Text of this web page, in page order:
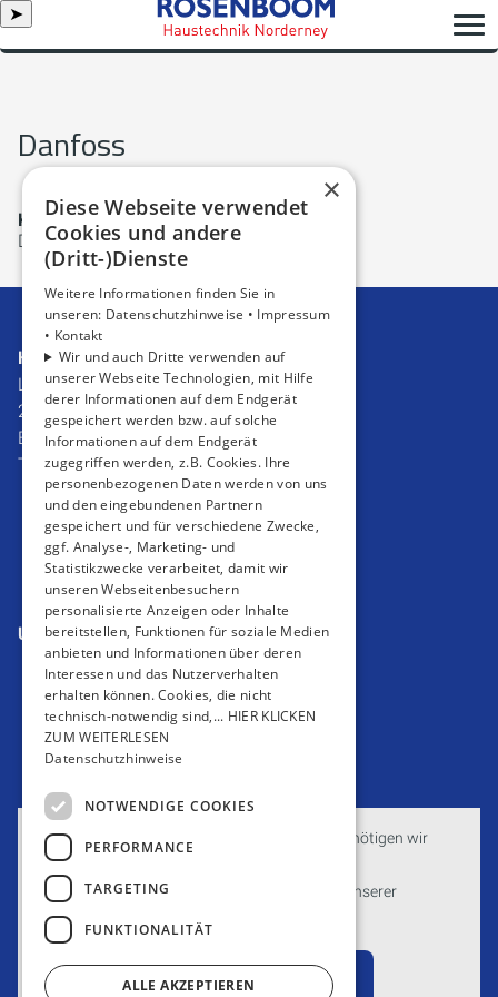
➤
Danfoss
Keine Blogbeiträge
Die Liste enthält keine Blogbeiträge.
Haustechnik Rosenboom GmbH
Lippestraße 24
26548 Norderney
E-Mail: info@rosenboom-norderney.de
Tel.: 04932 8770
Impressum
Barrierefreiheitserklärung
Datenschutzerklärung
AGB
Unsere Bereiche
Privatkunden
Gewerbekunden
Karriere
Unternehmen
Kontakt
Um externe HTML-Inhalte anzuzeigen, benötigen wir
Weitere Informationen finden Sie in unserer
Datenschutzerklärung.
Cookie-Einstellungen öffnen
×
Diese Webseite verwendet
Cookies und andere
(Dritt-)Dienste
Weitere Informationen finden Sie in
unseren: Datenschutzhinweise • Impressum
• Kontakt
Wir und auch Dritte verwenden auf
unserer Webseite Technologien, mit Hilfe
derer Informationen auf dem Endgerät
gespeichert werden bzw. auf solche
Informationen auf dem Endgerät
zugegriffen werden, z.B. Cookies. Ihre
personenbezogenen Daten werden von uns
und den eingebundenen Partnern
gespeichert und für verschiedene Zwecke,
ggf. Analyse-, Marketing- und
Statistikzwecke verarbeitet, damit wir
unseren Webseitenbesuchern
personalisierte Anzeigen oder Inhalte
bereitstellen, Funktionen für soziale Medien
anbieten und Informationen über deren
Interessen und das Nutzerverhalten
erhalten können. Cookies, die nicht
technisch-notwendig sind,... HIER KLICKEN
ZUM WEITERLESEN
Datenschutzhinweise
NOTWENDIGE COOKIES
PERFORMANCE
TARGETING
FUNKTIONALITÄT
ALLE AKZEPTIEREN